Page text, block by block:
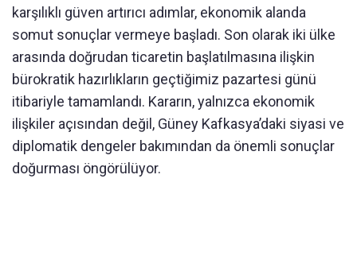
karşılıklı güven artırıcı adımlar, ekonomik alanda
somut sonuçlar vermeye başladı. Son olarak iki ülke
arasında doğrudan ticaretin başlatılmasına ilişkin
bürokratik hazırlıkların geçtiğimiz pazartesi günü
itibariyle tamamlandı. Kararın, yalnızca ekonomik
ilişkiler açısından değil, Güney Kafkasya’daki siyasi ve
diplomatik dengeler bakımından da önemli sonuçlar
doğurması öngörülüyor.